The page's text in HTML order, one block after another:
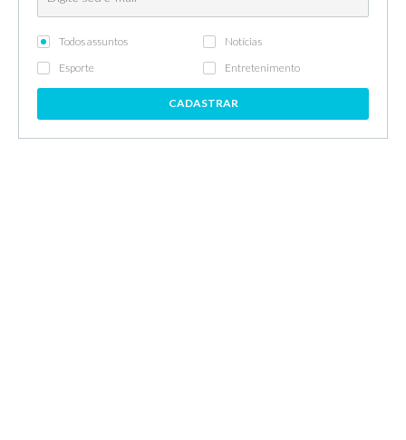
Todos assuntos
Notícias
Esporte
Entretenimento
CADASTRAR